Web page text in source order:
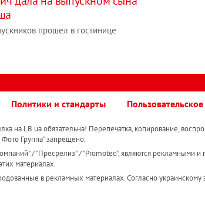
прошел в гостинице
Политики и стандарты
на LB.ua обязательна! Перепечатка, копирование,
Фото Группа" запрещено.
/ "Пресрелиз" / "Promoted", являются рекламными и
материалах.
в рекламных материалах. Согласно украинскому